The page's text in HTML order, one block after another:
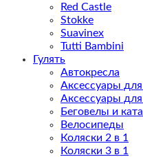
Red Castle
Stokke
Suavinex
Tutti Bambini
Гулять
Автокресла
Аксессуары
Аксессуары
Беговелы и
Велосипеды
Коляски 2 в 1
Коляски 3 в 1